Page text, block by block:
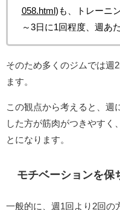
058.html )も、トレーニ
～3日に1回程度、週あ
そのため多くのジムでは週
ます。
この観点から考えると、週
した方が筋肉がつきやすく
とになります。
モチベーションを保
一般的に、週1回より2回の